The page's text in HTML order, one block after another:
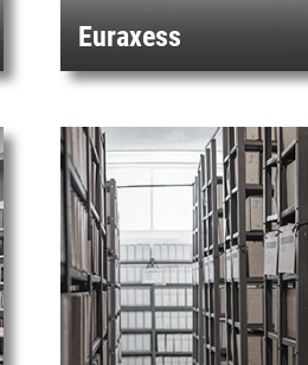
Euraxess